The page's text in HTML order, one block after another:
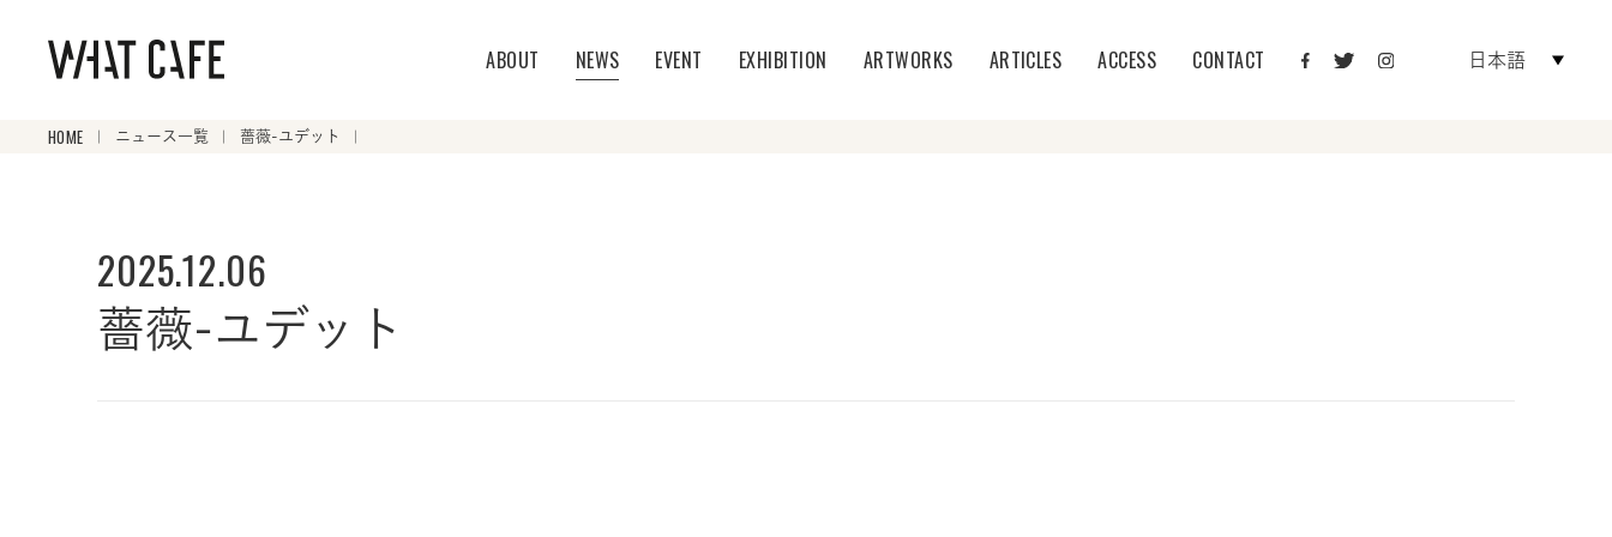
ABOUT NEWS EVENT EXHIBITION ARTWORKS ARTICLES ACCESS CONTACT 日本語
HOME ニュース一覧 薔薇-ユデット
2025.12.06
薔薇-ユデット